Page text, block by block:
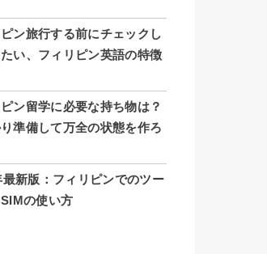
ン旅行する前にチェックし
い、フィリピン英語の特徴
ン留学に必要な持ち物は？
準備して万全の状態を作ろ
最新版：フィリピンでのツー
の使い方